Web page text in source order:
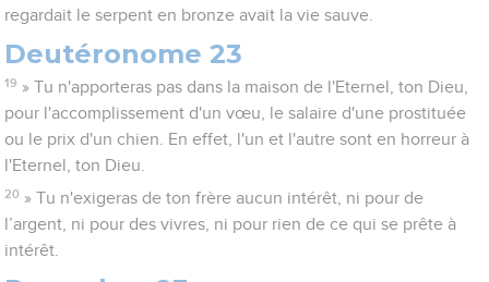
regardait le serpent en bronze avait la vie sauve.
Deutéronome 23
19 » Tu n'apporteras pas dans la maison de l'Eternel, ton Dieu,
pour l'accomplissement d'un vœu, le salaire d'une prostituée
ou le prix d'un chien. En effet, l'un et l'autre sont en horreur à
l'Eternel, ton Dieu.
20 » Tu n'exigeras de ton frère aucun intérêt, ni pour de
l’argent, ni pour des vivres, ni pour rien de ce qui se prête à
intérêt.